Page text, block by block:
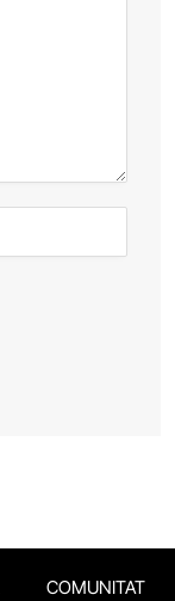
COMUNITAT